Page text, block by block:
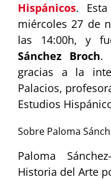
Hispánicos.
miércoles 27 de
las 14:00h, y
Sánchez Broch.
gracias a la
Palacios,
Estudios
Sobre Paloma
Paloma
Historia del Arte